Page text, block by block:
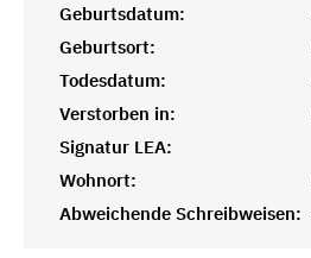
Geburtsdatum:
Geburtsort:
Todesdatum:
Verstorben in:
Signatur LEA:
Wohnort:
Abweichende Schreibweisen: